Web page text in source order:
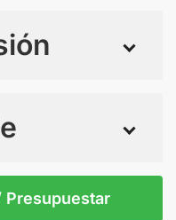
M
Presupuestar